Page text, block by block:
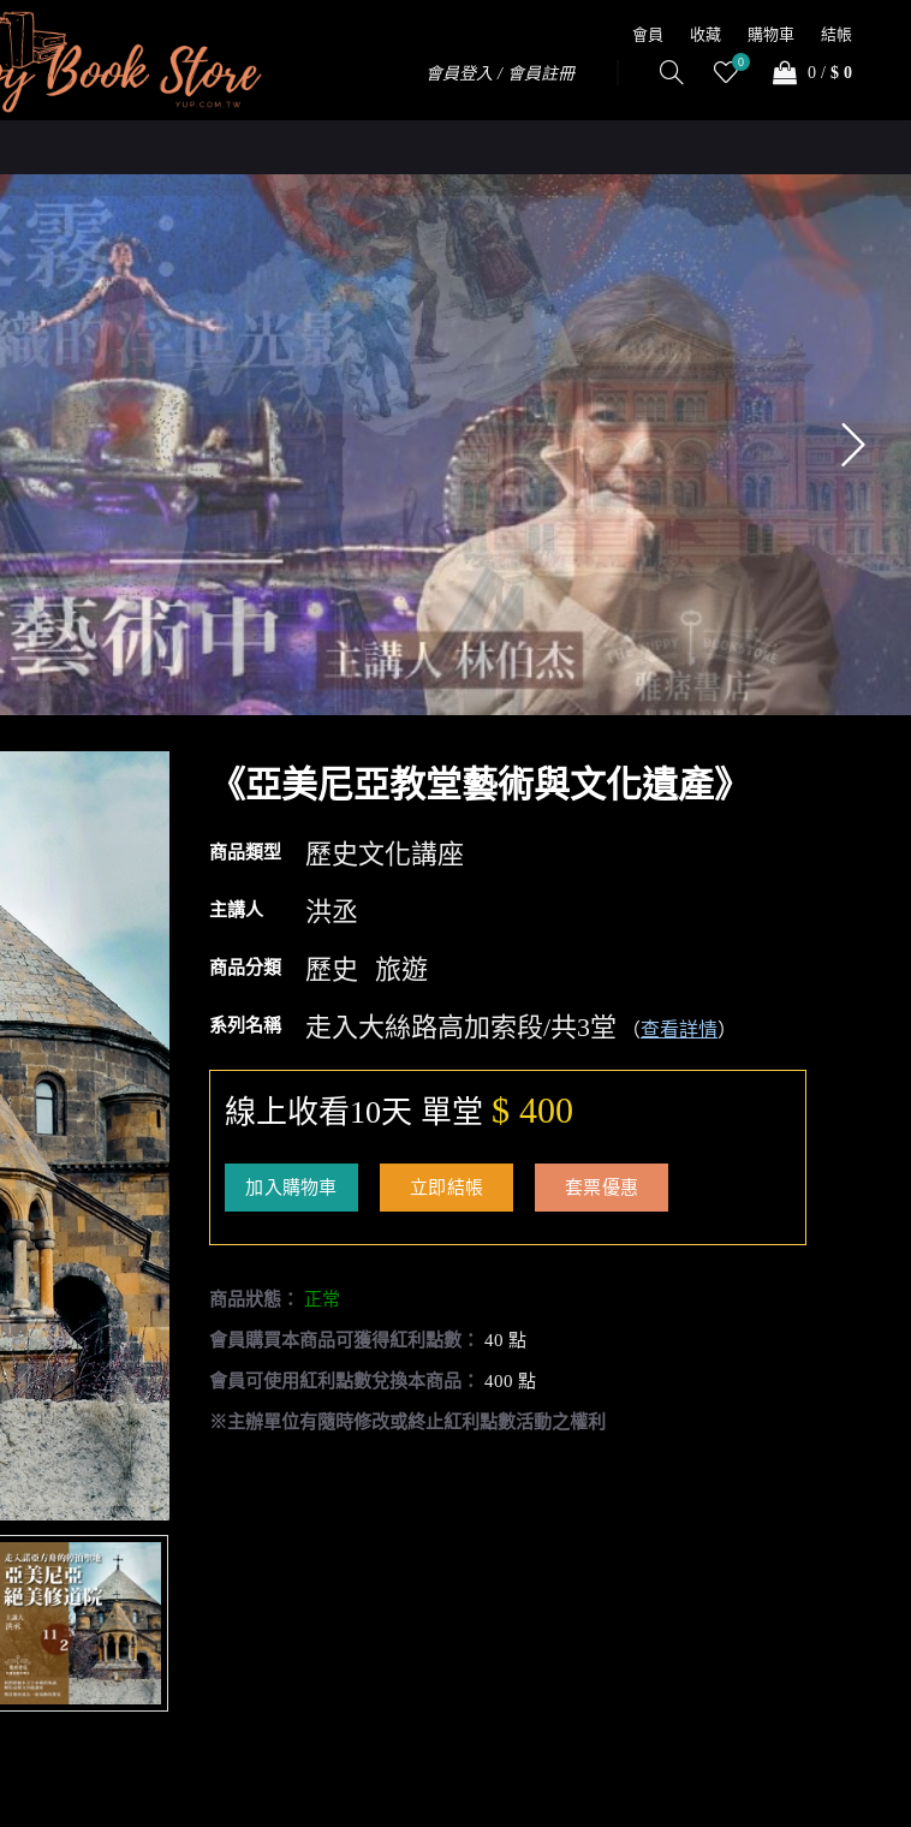
會員 收藏 購物車 結帳
會員登入 / 會員註冊
0
0 / $ 0
《亞美尼亞教堂藝術與文化遺產》
商品類型 歷史文化講座
主講人 洪丞
商品分類 歷史 旅遊
系列名稱 走入大絲路高加索段/共3堂 （查看詳情）
線上收看10天 單堂 $ 400
加入購物車 立即結帳 套票優惠
商品狀態： 正常
會員購買本商品可獲得紅利點數： 40 點
會員可使用紅利點數兌換本商品： 400 點
※主辦單位有隨時修改或終止紅利點數活動之權利